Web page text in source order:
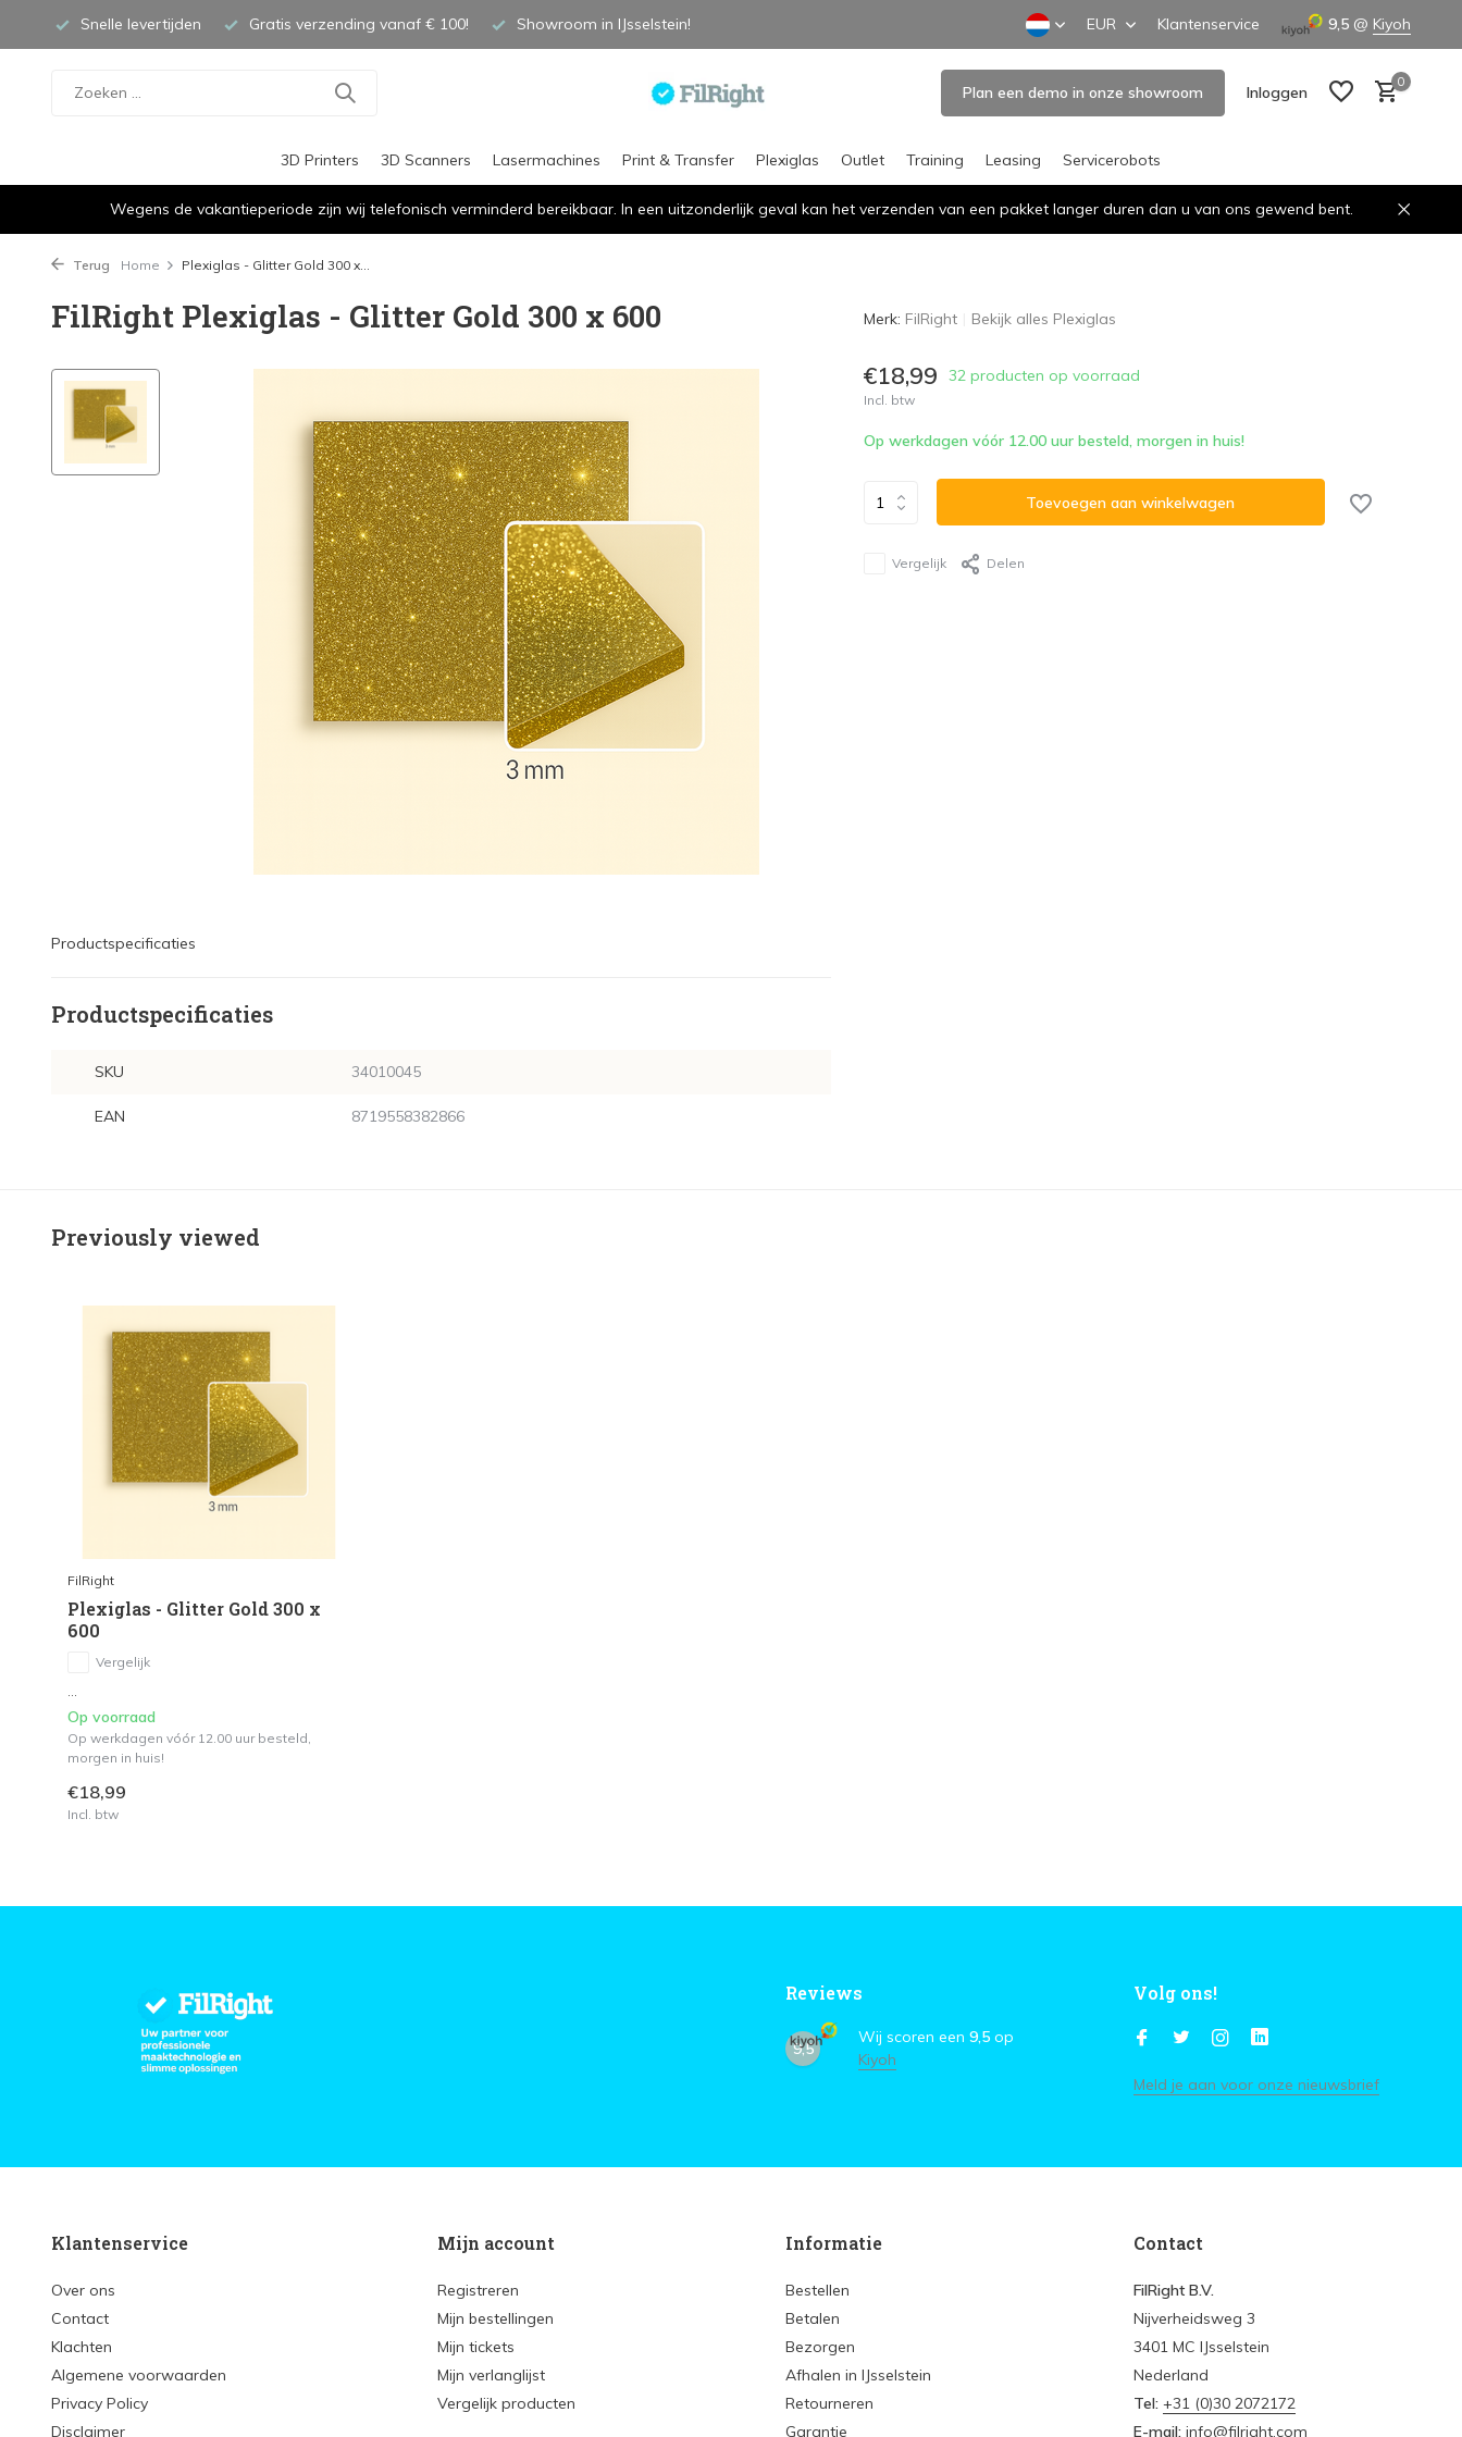
Snelle levertijden Gratis verzending vanaf € 100! Showroom in IJsselstein! EUR Klantenservice 9,5 @ Kiyoh
Plan een demo in onze showroom Inloggen
0
3D Printers 3D Scanners Lasermachines Print & Transfer Plexiglas Outlet Training Leasing Servicerobots
Wegens de vakantieperiode zijn wij telefonisch verminderd bereikbaar. In een uitzonderlijk geval kan het verzenden van een pakket langer duren dan u van ons gewend bent.
Terug Home Plexiglas - Glitter Gold 300 x...
FilRight Plexiglas - Glitter Gold 300 x 600
Productspecificaties
Productspecificaties
SKU 34010045
EAN 8719558382866
Merk: FilRight Bekijk alles Plexiglas
€18,99 32 producten op voorraad
Incl. btw
Op werkdagen vóór 12.00 uur besteld, morgen in huis!
Toevoegen aan winkelwagen
Vergelijk Delen
Previously viewed
FilRight
Plexiglas - Glitter Gold 300 x
600
Vergelijk
Op voorraad
Op werkdagen vóór 12.00 uur besteld,
morgen in huis!
€18,99
Incl. btw
Reviews
9,5
Wij scoren een 9,5 op
Kiyoh
Volg ons!
Meld je aan voor onze nieuwsbrief
Klantenservice
Over ons
Contact
Klachten
Algemene voorwaarden
Privacy Policy
Disclaimer
Mijn account
Registreren
Mijn bestellingen
Mijn tickets
Mijn verlanglijst
Vergelijk producten
Informatie
Bestellen
Betalen
Bezorgen
Afhalen in IJsselstein
Retourneren
Garantie
Contact
FilRight B.V.
Nijverheidsweg 3
3401 MC IJsselstein
Nederland
Tel: +31 (0)30 2072172
E-mail: info@filright.com